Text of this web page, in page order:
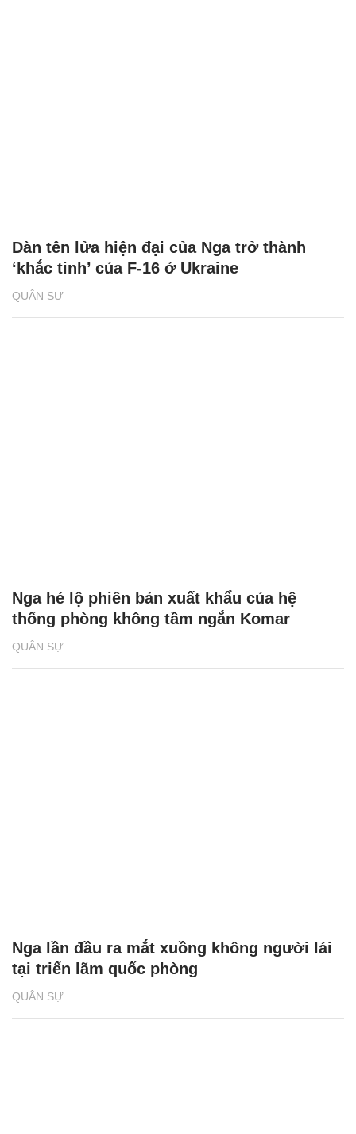
QUÂN SỰ
Dàn tên lửa hiện đại của Nga trở thành
‘khắc tinh’ của F-16 ở Ukraine
QUÂN SỰ
Nga hé lộ phiên bản xuất khẩu của hệ
thống phòng không tầm ngắn Komar
QUÂN SỰ
Nga lần đầu ra mắt xuồng không người lái
tại triển lãm quốc phòng